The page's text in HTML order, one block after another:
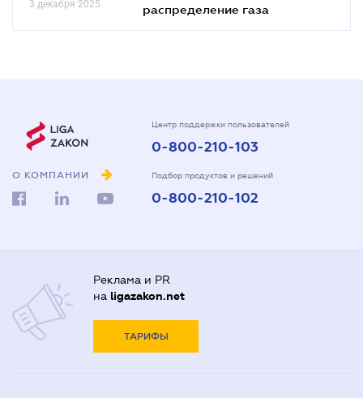
3 декабря 2025
распределение газа
О КОМПАНИИ
Центр поддержки пользователей
0-800-210-103
Подбор продуктов и решений
0-800-210-102
Реклама и PR
на ligazakon.net
ТАРИФЫ